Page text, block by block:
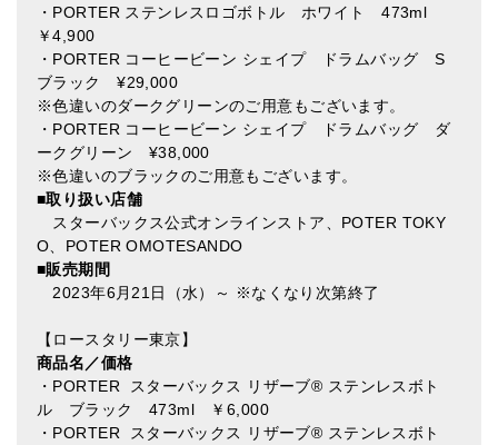
・PORTER ステンレスロゴボトル ホワイト 473ml
￥4,900
・PORTER コーヒービーン シェイプ ドラムバッグ S
ブラック ¥29,000
※色違いのダークグリーンのご用意もございます。
・PORTER コーヒービーン シェイプ ドラムバッグ ダ
ークグリーン ¥38,000
※色違いのブラックのご用意もございます。
■取り扱い店舗
スターバックス公式オンラインストア、POTER TOKY
O、POTER OMOTESANDO
■販売期間
2023年6月21日（水）～ ※なくなり次第終了
【ロースタリー東京】
商品名／価格
・PORTER スターバックス リザーブ® ステンレスボト
ル ブラック 473ml ￥6,000
・PORTER スターバックス リザーブ® ステンレスボト